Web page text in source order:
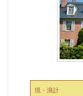
現・浪計